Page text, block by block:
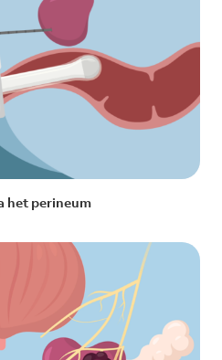
het perineum